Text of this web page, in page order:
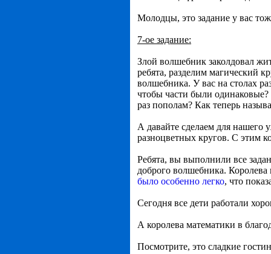
Молодцы, это задание у вас
7-ое задание:
Злой волшебник заколдовал
ребята, разделим магический
волшебника. У вас на столах
чтобы части были
раз пополам? Как теперь
А давайте сделаем для
разноцветных кругов. С этим
Ребята, вы выполнили все
доброго волшебника. Королева
было особенно легко, что
Сегодня все дети работали
А королева математики в
Посмотрите, это сладкие